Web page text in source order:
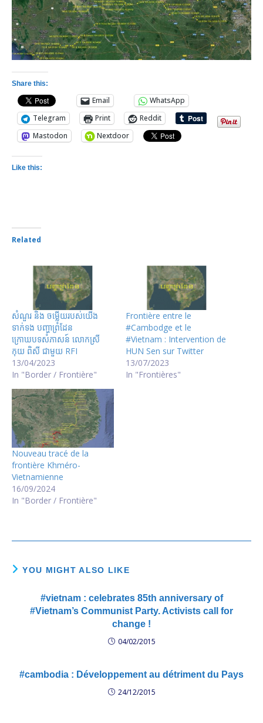
Share this:
Email
WhatsApp
Telegram
Print
Reddit
Mastodon
Nextdoor
Like this:
Related
សំណួរ និង ចម្លើយរបស់យើង
ទាក់ទង បញ្ហាព្រំដែន
ក្រោឃបទសំភាសន៍ លោកស្រី
កុយ ពិសី ជាមួយ RFI
13/04/2023
In "Border / Frontière"
Frontière entre le
#Cambodge et le
#Vietnam : Intervention de
HUN Sen sur Twitter
13/07/2023
In "Frontières"
Nouveau tracé de la
frontière Khméro-
Vietnamienne
16/09/2024
In "Border / Frontière"
YOU MIGHT ALSO LIKE
#vietnam : celebrates 85th anniversary of
#Vietnam’s Communist Party. Activists call for
change !
04/02/2015
#cambodia : Développement au détriment du Pays
24/12/2015